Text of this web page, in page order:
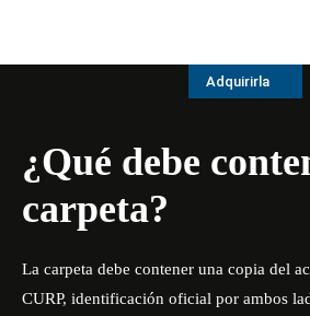
Adquirirla
¿Qué debe
carpeta?
La carpeta debe contener una copia del
CURP, identificación oficial por ambos